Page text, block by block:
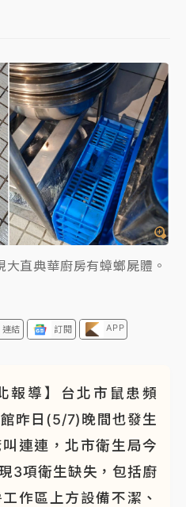
打卡趣」！抽獎程序複雜 觀
人數！辜仲諒向法院聲請遭
！今線上預約開賣一度塞車
！東檢抗告成功 今重開羈
雨彈轟3天 「紅到發紫」降
直典華廚房有蟑螂屍體。
連結 訂閱 APP
報導】台北市鼠患頻
昨日(5/7)晚間也發生
連連，北市衛生局今
3項衛生缺失，包括廚
作區上方設備不潔、